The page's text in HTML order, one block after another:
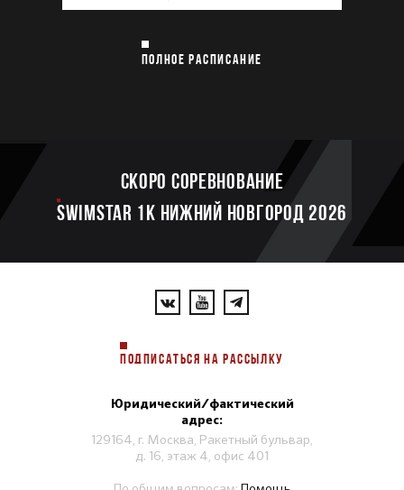
ПОЛНОЕ РАСПИСАНИЕ
Скоро соревнование
SWIMSTAR 1K НИЖНИЙ НОВГОРОД 2026
ПОДПИСАТЬСЯ НА РАССЫЛКУ
Юридический/фактический
адрес:
129164, г. Москва, Ракетный бульвар,
д. 16, этаж 4, офис 401